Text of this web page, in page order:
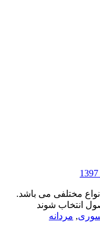
می باشد.
شوند